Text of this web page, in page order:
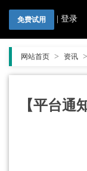
免费试用 登录
网站首页 > 资讯 >
【平台通